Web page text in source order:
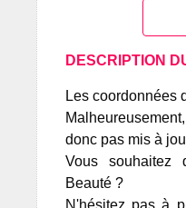
DESCRIPTION
Les coordonnées
donc pas mis à
Vous souhaitez
Beauté ?
N'hésitez pas à